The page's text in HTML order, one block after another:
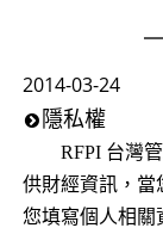
重大消息：RFP
2014-03-24
隱私權
RFPI 台灣管
供財經資訊，當
您填寫個人相關